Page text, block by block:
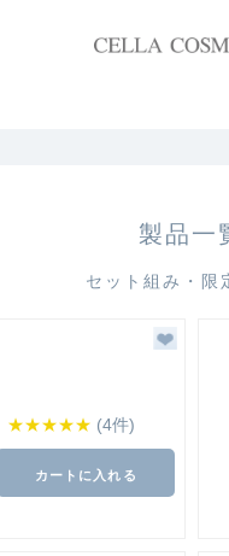
製品一
セット組み・限
★★★★★ (4件)
カートに入れる